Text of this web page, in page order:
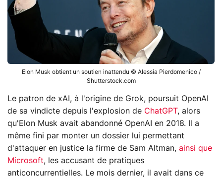
Elon Musk obtient un soutien inattendu © Alessia Pierdomenico /
Shutterstock.com
Le patron de xAI, à l'origine de Grok, poursuit OpenAI
de sa vindicte depuis l'explosion de ChatGPT, alors
qu'Elon Musk avait abandonné OpenAI en 2018. Il a
même fini par monter un dossier lui permettant
d'attaquer en justice la firme de Sam Altman, ainsi que
Microsoft, les accusant de pratiques
anticoncurrentielles. Le mois dernier, il avait dans ce